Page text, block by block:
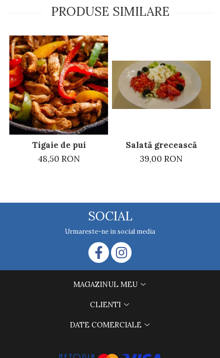
PRODUSE SIMILARE
Tigaie de pui
48,50 RON
Salată grecească
39,00 RON
SOCIAL
Urmareste-ne in social media
MAGAZINUL MEU
CLIENTI
DATE COMERCIALE